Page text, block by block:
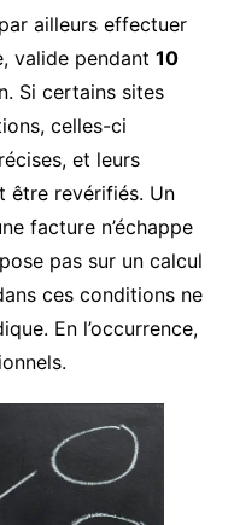
ailleurs effectuer
valide pendant 10
Si certains sites
celles-ci
et leurs
être revérifiés. Un
facture n’échappe
pas sur un calcul
ces conditions ne
En l’occurrence,